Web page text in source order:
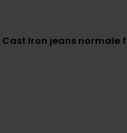
Cast Iron jeans normale